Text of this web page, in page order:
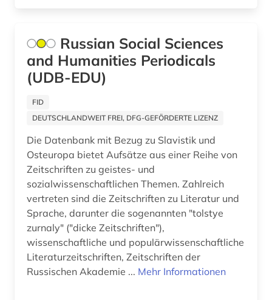
reaktorunfall (1)
recht (2)
religiöse minderheit (1)
religiöse verfolgung (1)
remizov (1)
restitution (1)
rgada (1)
rgali (1)
Russian Social Sciences
and Humanities Periodicals
(UDB-EDU)
FID
DEUTSCHLANDWEIT FREI, DFG-GEFÖRDERTE LIZENZ
Die Datenbank mit Bezug zu Slavistik und
Osteuropa bietet Aufsätze aus einer Reihe von
Zeitschriften zu geistes- und
sozialwissenschaftlichen Themen. Zahlreich
vertreten sind die Zeitschriften zu Literatur und
Sprache, darunter die sogenannten "tolstye
zurnaly" ("dicke Zeitschriften"),
wissenschaftliche und populärwissenschaftliche
Literaturzeitschriften, Zeitschriften der
Russischen Akademie ... Mehr Informationen